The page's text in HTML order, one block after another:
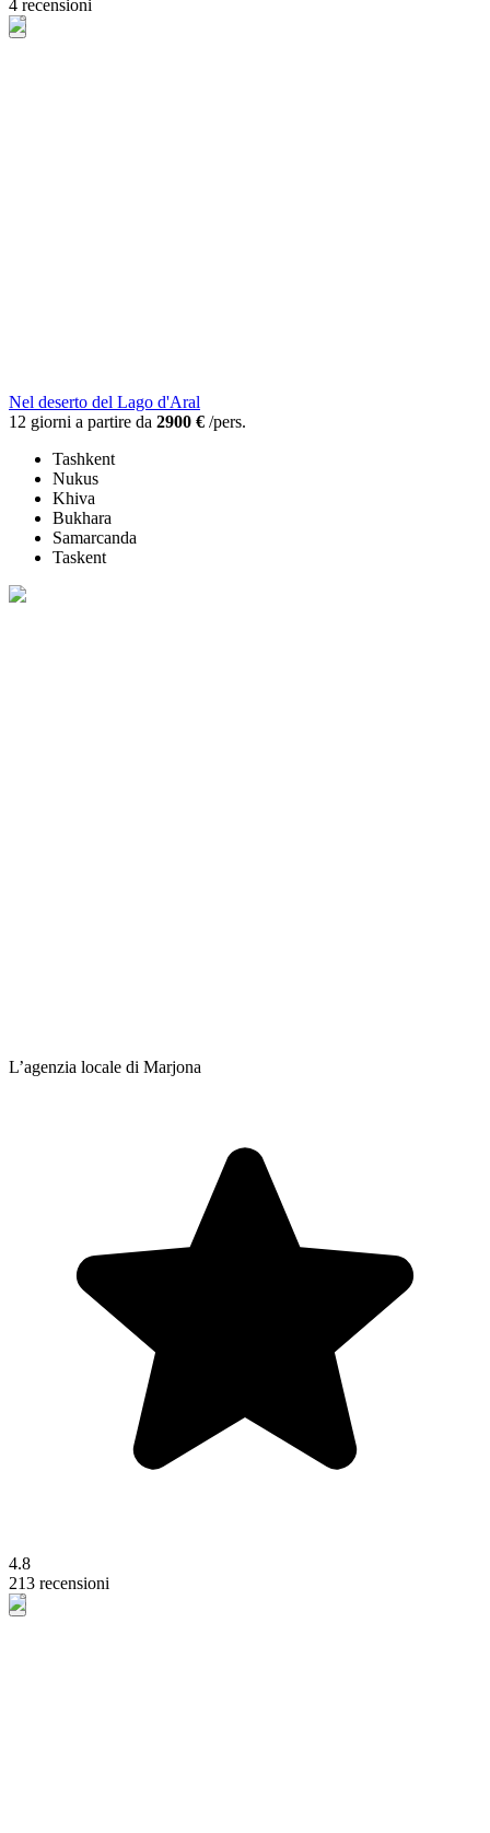
4 recensioni
Nel deserto del Lago d'Aral
12 giorni a partire da 2900 € /pers.
Tashkent
Nukus
Khiva
Bukhara
Samarcanda
Taskent
L’agenzia locale di Marjona
4.8
213 recensioni